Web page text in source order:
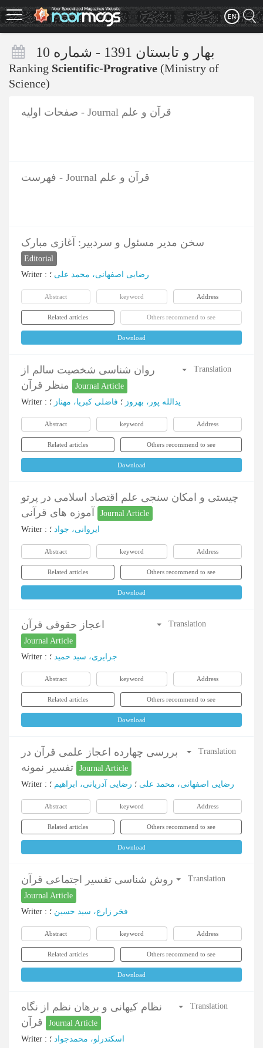
Skip
to
main
Ranking Scientific-Progrative (Ministry of
Science)
صفحات اولیه - Journal قرآن و علم
فهرست - Journal قرآن و علم
سخن مدیر مسئول و سردبیر: آغازی مبارک
Editorial
Writer : رضایی اصفهانی، محمد علی ؛
Abstract keyword Address
Related articles Others recommend to see
Download
روان شناسی شخصیت سالم از
Journal Article
Translation
Writer : یدالله پور، بهروز ؛ فاضلی کبریا، مهناز ؛
Abstract keyword Address
Related articles Others recommend to see
Download
چیستی و امکان سنجی علم اقتصاد اسلامی در پرتو
Journal Article
Writer : ایروانی، جواد ؛
Abstract keyword Address
Related articles Others recommend to see
Download
اعجاز حقوقی قرآن
Journal Article
Translation
Writer : جزایری، سید حمید ؛
Abstract keyword Address
Related articles Others recommend to see
Download
بررسی چهارده اعجاز علمی قرآن در
Journal Article
Translation
Writer : رضایی اصفهانی، محمد علی ؛ رضایی آدریانی، ابراهیم ؛
Abstract keyword Address
Related articles Others recommend to see
Download
روش شناسی تفسیر اجتماعی قرآن
Journal Article
Translation
Writer : فخر زارع، سید حسین ؛
Abstract keyword Address
Related articles Others recommend to see
Download
نظام کیهانی و برهان نظم از نگاه
Journal Article
Translation
Writer : اسکندرلو، محمدجواد ؛